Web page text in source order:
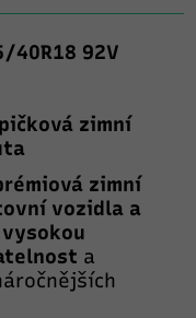
40R18 92V
zimní
zimní
vozidla a
vysokou
a